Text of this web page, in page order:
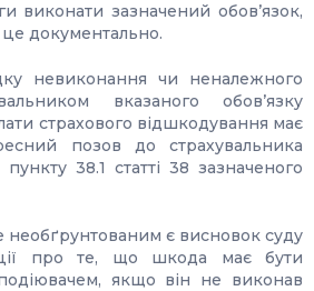
виконати зазначений обов’язок,
документально.
невиконання чи неналежного
вказаного обов’язку
страхового відшкодування має
позов до страхувальника
пункту 38.1 статті 38 зазначеного
необґрунтованим є висновок суду
про те, що шкода має бути
якщо він не виконав